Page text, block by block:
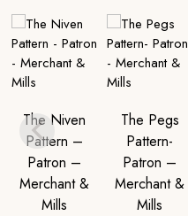
The Niven
Pattern –
Patron –
Merchant &
Mills
The Pegs
Pattern-
Patron –
Merchant &
Mills